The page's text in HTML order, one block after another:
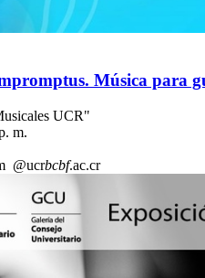
Música para
UCR"
m.
@ucrbcbf.ac.cr